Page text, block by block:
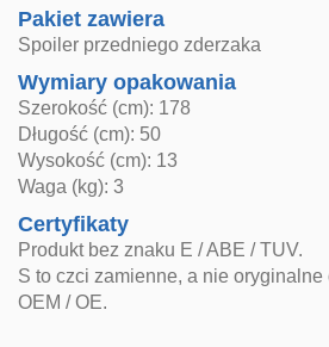
Pakiet zawiera
Spoiler przedniego zderzaka
Wymiary opakowania
Szerokość (cm): 178
Długość (cm): 50
Wysokość (cm): 13
Waga (kg): 3
Certyfikaty
Produkt bez znaku E / ABE / TUV.
S to czci zamienne, a nie
OEM / OE.